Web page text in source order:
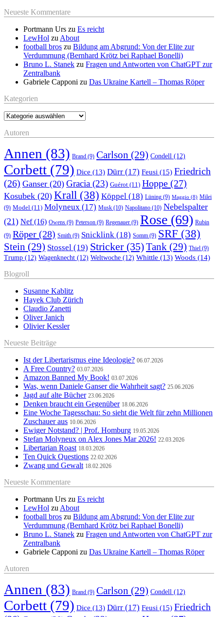
Neueste Kommentare
Portmann Urs zu Es reicht
LewHol zu About
football bros zu Bildung am Abgrund: Von der Elite zur
Verdummung (Bernhard Krötz bei Raphael Bonelli)
Bruno L. Stanek zu Fragen und Antworten von ChatGPT zur
Zentralbank
Gabriele Capponi zu Das Ukraine Kartell – Thomas Röper
Kategorien
Kategorien
Autoren
Annen (83) Brand (9) Carlson (29) Condell (12)
Corbett (79) Dice (13) Dürr (17) Feusi (15) Friedrich
(26) Ganser (20) Gracia (23) Guérot (11) Hoppe (27)
Kosubek (20) Krall (38) Köppel (18) Lüning (9) Maggio (8) Milei
(9) Model (11) Molyneux (17) Musk (10) Napolitano (10) Nebelspalter
(21) Nef(16) Owens (9) Peterson (9) Regenauer (9) Rose (69) Rubin
(9) Röper (28) Smith (9) Snicklink (18) Somm (9) SRF (38)
Stein (29) Stossel (19) Stricker(35)Tank (29) Thiel (9)
Trump (12) Wagenknecht (12) Weltwoche (12) Whittle (13) Woods (14)
Blogroll
Susanne Kablitz
Hayek Club Zürich
Claudio Zanetti
Oliver Janich
Olivier Kessler
Neueste Beiträge
Ist der Libertarismus eine Ideologie? 06.07.2026
A Free Country? 03.07.2026
Amazon Banned My Book! 03.07.2026
Was, wenn Daniele Ganser die Wahrheit sagt? 25.06.2026
Jagd auf alte Bücher 23.06.2026
Denken braucht ein Gegenüber 18.06.2026
Eine Woche Tagesschau: So sieht die Welt für zehn Millionen
Zuschauer aus 10.06.2026
Ewiger Notstand? | Prof. Homburg 19.05.2026
Stefan Molyneux on Alex Jones Mar 2026! 22.03.2026
Libertarian Roast 18.03.2026
Ten Quick Questions 22.02.2026
Zwang und Gewalt 18.02.2026
Neueste Kommentare
Portmann Urs zu Es reicht
LewHol zu About
football bros zu Bildung am Abgrund: Von der Elite zur
Verdummung (Bernhard Krötz bei Raphael Bonelli)
Bruno L. Stanek zu Fragen und Antworten von ChatGPT zur
Zentralbank
Gabriele Capponi zu Das Ukraine Kartell – Thomas Röper
Autoren
Annen (83) Brand (9) Carlson (29) Condell (12)
Corbett (79) Dice (13) Dürr (17) Feusi (15) Friedrich